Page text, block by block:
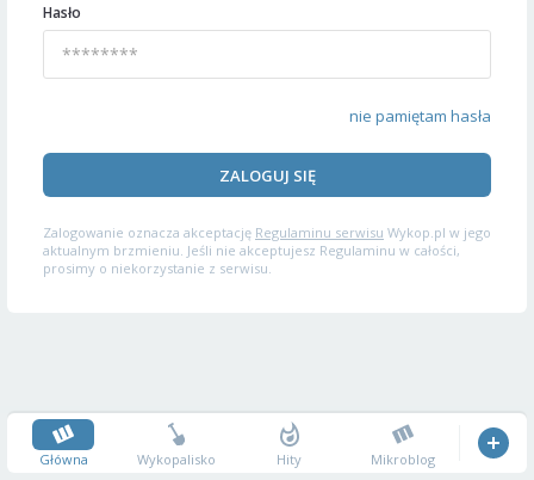
Hasło
nie pamiętam hasła
ZALOGUJ SIĘ
Zalogowanie oznacza akceptację Regulaminu serwisu Wykop.pl w jego
aktualnym brzmieniu. Jeśli nie akceptujesz Regulaminu w całości,
prosimy o niekorzystanie z serwisu.
Główna Wykopalisko Hity Mikroblog